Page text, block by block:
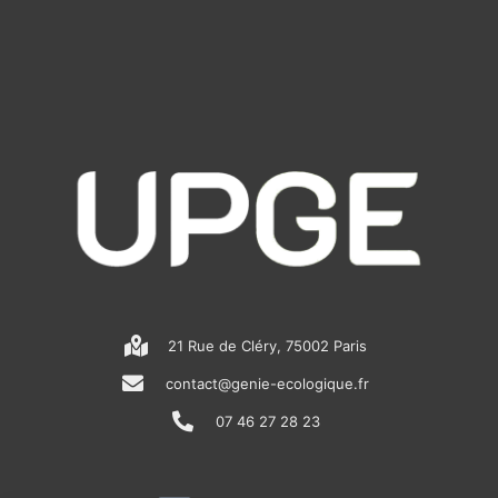
21 Rue de Cléry, 75002 Paris
contact@genie-ecologique.fr
07 46 27 28 23